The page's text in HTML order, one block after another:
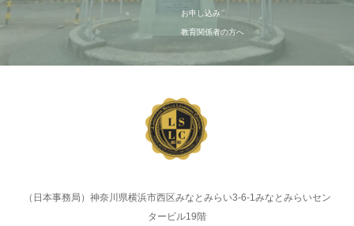
お申し込み
教育関係者の方へ
（日本事務局）神奈川県横浜市西区みなとみらい3-6-1みなとみらいセン
タービル19階